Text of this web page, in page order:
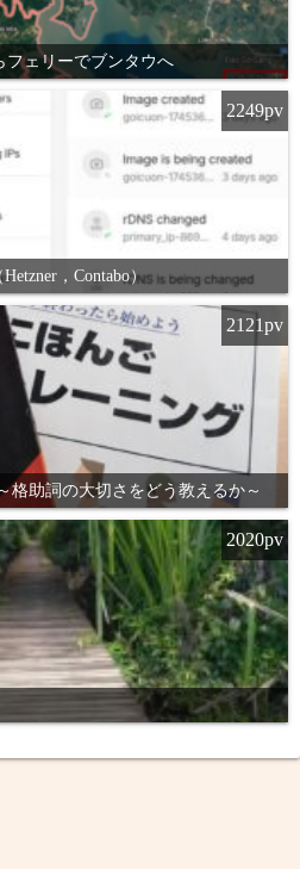
フェリーでブンタウへ
，Contabo）
2249pv
格助詞の大切さをどう教えるか～
2121pv
2020pv